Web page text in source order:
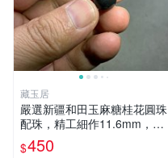
藏玉居
嚴選新疆和田玉麻糖桂花圓珠
配珠，精工細作11.6mm，價
格超值30元 和田玉 麻糖 桂花
$450